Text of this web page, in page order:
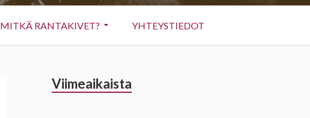
MITKÄ RANTAKIVET? YHTEYSTIEDOT
Sivupalkki
Viimeaikaista